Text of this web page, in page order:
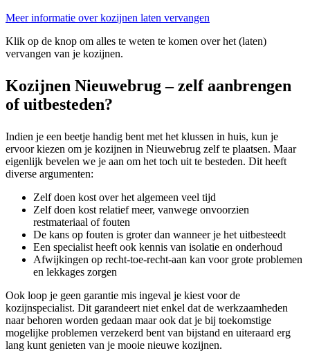
Meer informatie over kozijnen laten vervangen
Klik op de knop om alles te weten te komen over het (laten)
vervangen van je kozijnen.
Kozijnen Nieuwebrug – zelf aanbrengen
of uitbesteden?
Indien je een beetje handig bent met het klussen in huis, kun je
ervoor kiezen om je kozijnen in Nieuwebrug zelf te plaatsen. Maar
eigenlijk bevelen we je aan om het toch uit te besteden. Dit heeft
diverse argumenten:
Zelf doen kost over het algemeen veel tijd
Zelf doen kost relatief meer, vanwege onvoorzien
restmateriaal of fouten
De kans op fouten is groter dan wanneer je het uitbesteedt
Een specialist heeft ook kennis van isolatie en onderhoud
Afwijkingen op recht-toe-recht-aan kan voor grote problemen
en lekkages zorgen
Ook loop je geen garantie mis ingeval je kiest voor de
kozijnspecialist. Dit garandeert niet enkel dat de werkzaamheden
naar behoren worden gedaan maar ook dat je bij toekomstige
mogelijke problemen verzekerd bent van bijstand en uiteraard erg
lang kunt genieten van je mooie nieuwe kozijnen.